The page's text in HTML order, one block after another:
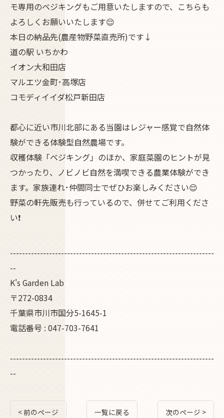
モ専用のベジキングもご用意いたしますので、こちらも
よろしくお願いいたします😌
本日の納品先(農産物野菜直売所)です↓
道の駅 いちかわ
イオン大和田店
マルエツ金町･高塚店
コモディイイダ松戸新田店
都心に近い市川北部にある当園はレジャー感覚で自然体
験ができる体験型自然農場です。
収穫体験「ベジキング」のほか、家庭菜園のヒントが見
つかったり、ノビノビ自然を満喫できる農業体験ができ
ます。家族連れ･仲間同士でぜひお楽しみください😌
野菜の軒先販売も行っているので、併せてご利用くださ
い❗
--------------------------------------------------------------------
--
K's Garden Lab
〒272-0834
千葉県市川市国分5-1645-1
電話番号 : 047-703-7641
--------------------------------------------------------------------
--
< 前のページ 一覧に戻る 次のページ >